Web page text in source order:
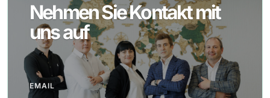
Nehmen Sie Kontakt mit
uns auf
EMAIL